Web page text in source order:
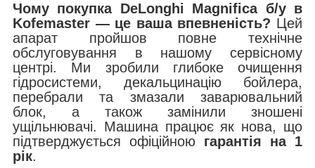
Чому покупка DeLonghi Magnifica б/у в
Kofemaster — це ваша впевненість? Цей
апарат пройшов повне технічне
обслуговування в нашому сервісному
центрі. Ми зробили глибоке очищення
гідросистеми, декальцинацію бойлера,
перебрали та змазали заварювальний
блок, а також замінили зношені
ущільнювачі. Машина працює як нова, що
підтверджується офіційною гарантія на 1
рік.